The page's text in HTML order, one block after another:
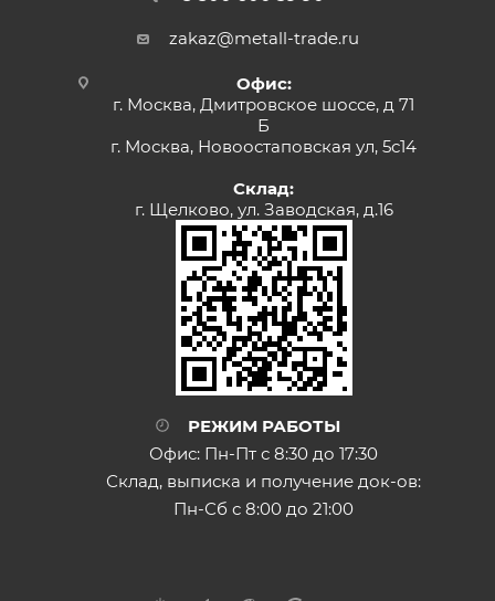
zakaz@metall-trade.ru
Офис:
г. Москва, Дмитровское шоссе, д 71
Б
г. Москва, Новоостаповская ул, 5с14
Склад:
г. Щелково, ул. Заводская, д.16
РЕЖИМ РАБОТЫ
Офис: Пн-Пт с 8:30 до 17:30
Склад, выписка и получение док-ов:
Пн-Сб с 8:00 до 21:00